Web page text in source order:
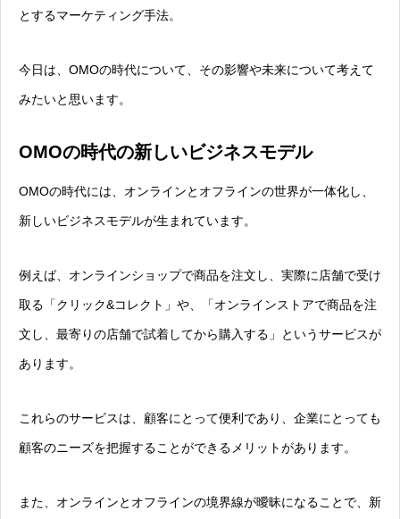
とするマーケティング手法。
今日は、OMOの時代について、その影響や未来について考えて
みたいと思います。
OMOの時代の新しいビジネスモデル
OMOの時代には、オンラインとオフラインの世界が一体化し、
新しいビジネスモデルが生まれています。
例えば、オンラインショップで商品を注文し、実際に店舗で受け
取る「クリック&コレクト」や、「オンラインストアで商品を注
文し、最寄りの店舗で試着してから購入する」というサービスが
あります。
これらのサービスは、顧客にとって便利であり、企業にとっても
顧客のニーズを把握することができるメリットがあります。
また、オンラインとオフラインの境界線が曖昧になることで、新